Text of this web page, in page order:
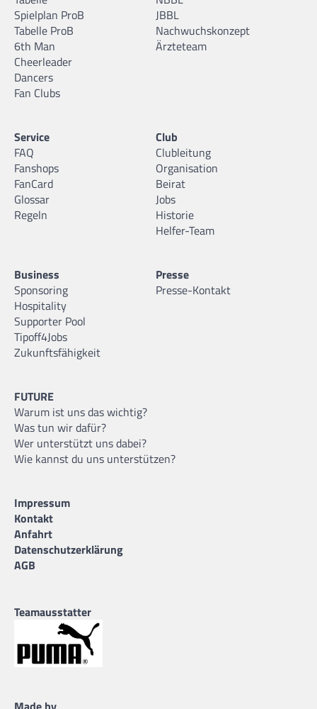
Spielplan ProB
Tabelle ProB
6th Man
Cheerleader
Dancers
Fan Clubs
JBBL
Nachwuchskonzept
Ärzteteam
Service
FAQ
Fanshops
FanCard
Glossar
Regeln
Club
Clubleitung
Organisation
Beirat
Jobs
Historie
Helfer-Team
Business
Sponsoring
Hospitality
Supporter Pool
Tipoff4Jobs
Zukunftsfähigkeit
Presse
Presse-Kontakt
FUTURE
Warum ist uns das wichtig?
Was tun wir dafür?
Wer unterstützt uns dabei?
Wie kannst du uns unterstützen?
Impressum
Kontakt
Anfahrt
Datenschutzerklärung
AGB
Teamausstatter